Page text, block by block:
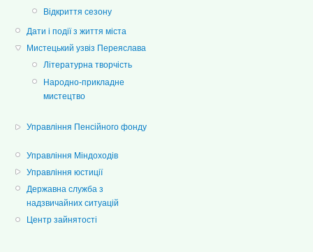
Відкриття сезону
Дати і події з життя міста
Мистецький узвіз Переяслава
Літературна творчість
Народно-прикладне
мистецтво
Управління Пенсійного фонду
Управління Міндоходів
Управління юстиції
Державна служба з
надзвичайних ситуацій
Центр зайнятості